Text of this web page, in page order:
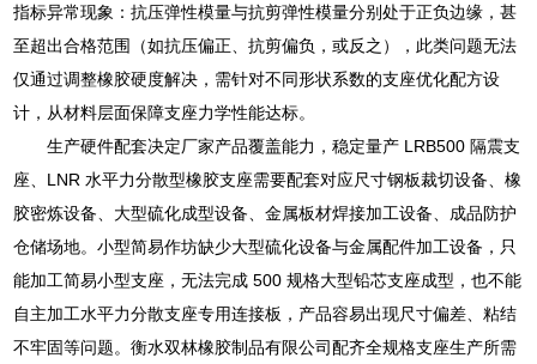
指标异常现象：抗压弹性模量与抗剪弹性模量分别处于正负边缘，甚
至超出合格范围（如抗压偏正、抗剪偏负，或反之），此类问题无法
仅通过调整橡胶硬度解决，需针对不同形状系数的支座优化配方设
计，从材料层面保障支座力学性能达标。
生产硬件配套决定厂家产品覆盖能力，稳定量产 LRB500 隔震支
座、LNR 水平力分散型橡胶支座需要配套对应尺寸钢板裁切设备、橡
胶密炼设备、大型硫化成型设备、金属板材焊接加工设备、成品防护
仓储场地。小型简易作坊缺少大型硫化设备与金属配件加工设备，只
能加工简易小型支座，无法完成 500 规格大型铅芯支座成型，也不能
自主加工水平力分散支座专用连接板，产品容易出现尺寸偏差、粘结
不牢固等问题。衡水双林橡胶制品有限公司配齐全规格支座生产所需